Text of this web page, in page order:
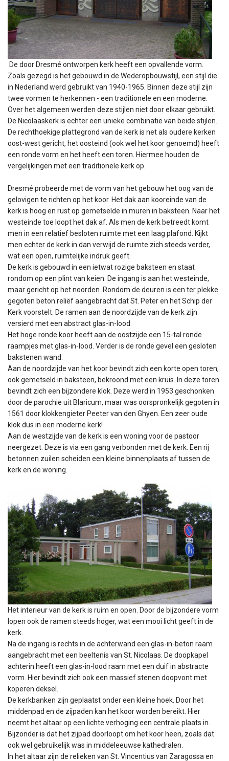
De door Dresmé ontworpen kerk heeft een opvallende vorm.
Zoals gezegd is het gebouwd in de Wederopbouwstijl, een stijl die
in Nederland werd gebruikt van 1940-1965. Binnen deze stijl zijn
twee vormen te herkennen - een traditionele en een moderne.
Over het algemeen werden deze stijlen niet door elkaar gebruikt.
De Nicolaaskerk is echter een unieke combinatie van beide stijlen.
De rechthoekige plattegrond van de kerk is net als oudere kerken
oost-west gericht, het oosteind (ook wel het koor genoemd) heeft
een ronde vorm en het heeft een toren. Hiermee houden de
vergelijkingen met een traditionele kerk op.
Dresmé probeerde met de vorm van het gebouw het oog van de
gelovigen te richten op het koor. Het dak aan kooreinde van de
kerk is hoog en rust op gemetselde in muren in baksteen. Naar het
westeinde toe loopt het dak af. Als men de kerk betreedt komt
men in een relatief besloten ruimte met een laag plafond. Kijkt
men echter de kerk in dan verwijd de ruimte zich steeds verder,
wat een open, ruimtelijke indruk geeft.
De kerk is gebouwd in een ietwat rozige baksteen en staat
rondom op een plint van keien. De ingang is aan het westeinde,
maar gericht op het noorden. Rondom de deuren is een ter plekke
gegoten beton reliëf aangebracht dat St. Peter en het Schip der
Kerk voorstelt. De ramen aan de noordzijde van de kerk zijn
versierd met een abstract glas-in-lood.
Het hoge ronde koor heeft aan de oostzijde een 15-tal ronde
raampjes met glas-in-lood. Verder is de ronde gevel een gesloten
bakstenen wand.
Aan de noordzijde van het koor bevindt zich een korte open toren,
ook gemetseld in baksteen, bekroond met een kruis. In deze toren
bevindt zich een bijzondere klok. Deze werd in 1953 geschonken
door de parochie uit Blaricum, maar was oorspronkelijk gegoten in
1561 door klokkengieter Peeter van den Ghyen. Een zeer oude
klok dus in een moderne kerk!
Aan de westzijde van de kerk is een woning voor de pastoor
neergezet. Deze is via een gang verbonden met de kerk. Een rij
betonnen zuilen scheiden een kleine binnenplaats af tussen de
kerk en de woning.
Het interieur van de kerk is ruim en open. Door de bijzondere vorm
lopen ook de ramen steeds hoger, wat een mooi licht geeft in de
kerk.
Na de ingang is rechts in de achterwand een glas-in-beton raam
aangebracht met een beeltenis van St. Nicolaas. De doopkapel
achterin heeft een glas-in-lood raam met een duif in abstracte
vorm. Hier bevindt zich ook een massief stenen doopvont met
koperen deksel.
De kerkbanken zijn geplaatst onder een kleine hoek. Door het
middenpad en de zijpaden kan het koor worden bereikt. Hier
neemt het altaar op een lichte verhoging een centrale plaats in.
Bijzonder is dat het zijpad doorloopt om het koor heen, zoals dat
ook wel gebruikelijk was in middeleeuwse kathedralen.
In het altaar zijn de relieken van St. Vincentius van Zaragossa en